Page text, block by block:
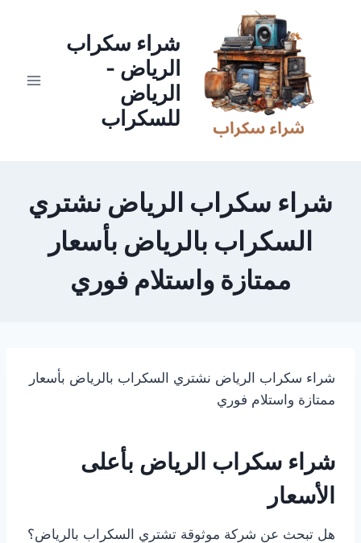
شراء سكراب
الرياض -
الرياض
للسكراب
شراء سكراب الرياض نشتري
السكراب بالرياض بأسعار
ممتازة واستلام فوري
شراء سكراب الرياض نشتري السكراب بالرياض بأسعار
ممتازة واستلام فوري
شراء سكراب الرياض بأعلى
الأسعار
هل تبحث عن شركة موثوقة تشتري السكراب بالرياض؟